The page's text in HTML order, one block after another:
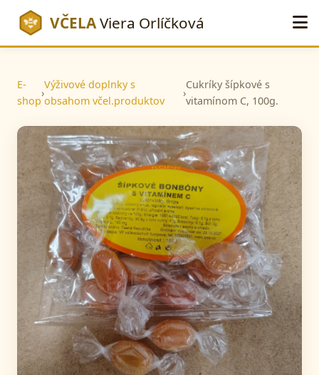
VČELAViera Orlíčková
E-
shop
›
Výživové doplnky s
obsahom včel.produktov
›
Cukríky šípkové s
vitamínom C, 100g.